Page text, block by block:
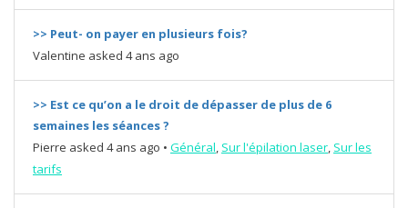
>> Peut- on payer en plusieurs fois?
Valentine asked 4 ans ago
>> Est ce qu’on a le droit de dépasser de plus de 6
semaines les séances ?
Pierre asked 4 ans ago • Général, Sur l'épilation laser, Sur les
tarifs